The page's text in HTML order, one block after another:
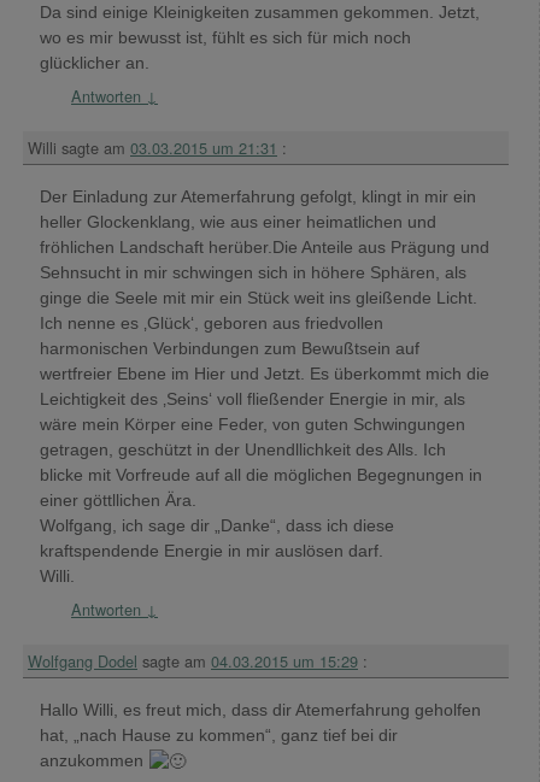
Da sind einige Kleinigkeiten zusammen gekommen. Jetzt,
wo es mir bewusst ist, fühlt es sich für mich noch
glücklicher an.
Antworten ↓
Willi sagte am 03.03.2015 um 21:31 :
Der Einladung zur Atemerfahrung gefolgt, klingt in mir ein
heller Glockenklang, wie aus einer heimatlichen und
fröhlichen Landschaft herüber.Die Anteile aus Prägung und
Sehnsucht in mir schwingen sich in höhere Sphären, als
ginge die Seele mit mir ein Stück weit ins gleißende Licht.
Ich nenne es ‚Glück‘, geboren aus friedvollen
harmonischen Verbindungen zum Bewußtsein auf
wertfreier Ebene im Hier und Jetzt. Es überkommt mich die
Leichtigkeit des ‚Seins‘ voll fließender Energie in mir, als
wäre mein Körper eine Feder, von guten Schwingungen
getragen, geschützt in der Unendllichkeit des Alls. Ich
blicke mit Vorfreude auf all die möglichen Begegnungen in
einer göttllichen Ära.
Wolfgang, ich sage dir „Danke“, dass ich diese
kraftspendende Energie in mir auslösen darf.
Willi.
Antworten ↓
Wolfgang Dodel sagte am 04.03.2015 um 15:29 :
Hallo Willi, es freut mich, dass dir Atemerfahrung geholfen
hat, „nach Hause zu kommen“, ganz tief bei dir
anzukommen